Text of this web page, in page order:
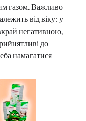
газом. Важливо
від віку: у
негативною,
до
намагатися